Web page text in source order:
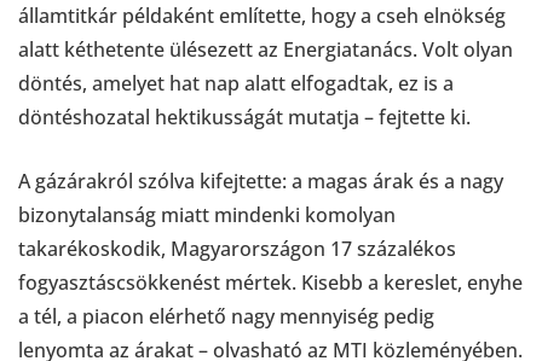
államtitkár példaként említette, hogy a cseh elnökség
alatt kéthetente ülésezett az Energiatanács. Volt olyan
döntés, amelyet hat nap alatt elfogadtak, ez is a
döntéshozatal hektikusságát mutatja – fejtette ki.
A gázárakról szólva kifejtette: a magas árak és a nagy
bizonytalanság miatt mindenki komolyan
takarékoskodik, Magyarországon 17 százalékos
fogyasztáscsökkenést mértek. Kisebb a kereslet, enyhe
a tél, a piacon elérhető nagy mennyiség pedig
lenyomta az árakat – olvasható az MTI közleményében.